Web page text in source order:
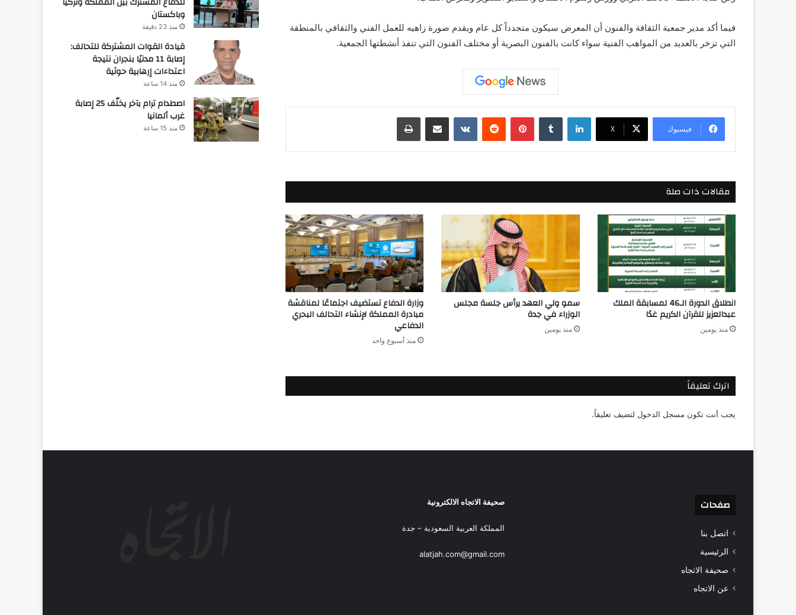
فيما أكد مدير جمعية الثقافة والفنون أن المعرض سيكون متجدداً كل عام ويقدم صورة زاهيه للعمل الفني والثقافي بالمنطقة
التي تزخر بالعديد من المواهب الفنية سواء كانت بالفنون البصرية أو مختلف الفنون التي تنفذ أنشطتها الجمعية.
فيسبوك ‫X
لينكدإن بينتيريست مشاركة عبر البريد طباعة
مقالات ذات صلة
انطلاق الدورة الـ46 لمسابقة الملك
عبدالعزيز للقرآن الكريم غدًا
منذ يومين
سمو ولي العهد يرأس جلسة مجلس
الوزراء في جدة
منذ يومين
وزارة الدفاع تستضيف اجتماعًا لمناقشة
مبادرة المملكة لإنشاء التحالف البحري
الدفاعي
منذ أسبوع واحد
اترك تعليقاً
يجب أنت تكون مسجل الدخول لتضيف تعليقاً.
وباكستان
منذ 23 دقيقة
قيادة القوات المشتركة للتحالف:
إصابة 11 مدنيًا بنجران نتيجة
اعتداءات إرهابية حوثية
منذ 14 ساعة
اصطدام ترام بآخر يخلّف 25 إصابة
غرب ألمانيا
منذ 15 ساعة
صفحات
اتصل بنا
الرئيسية
صحيفة الاتجاه
عن الاتجاه
صحيفة الاتجاه الالكترونية
المملكة العربية السعودية – جدة
alatjah.com@gmail.com